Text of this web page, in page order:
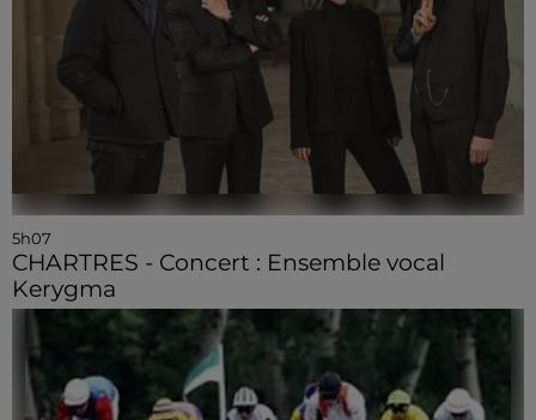
5h07
CHARTRES - Concert : Ensemble vocal
Kerygma